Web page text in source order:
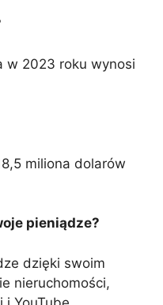
w 2023 roku wynosi
miliona dolarów
pieniądze?
dzięki swoim
nieruchomości,